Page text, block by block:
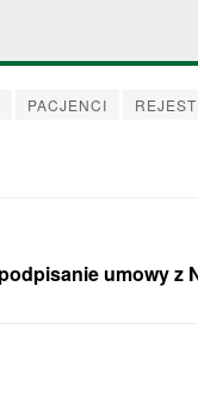
PACJENCI
umowy z